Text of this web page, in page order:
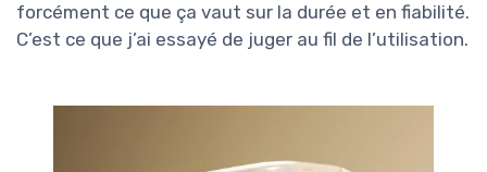
forcément ce que ça vaut sur la durée et en fiabilité.
C’est ce que j’ai essayé de juger au fil de l’utilisation.